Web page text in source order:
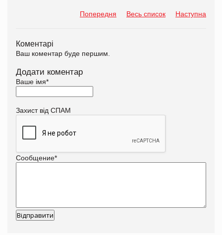
Попередня Весь список Наступна
Коментарі
Ваш коментар буде першим.
Додати коментар
Ваше імя*
Захист від СПАМ
Сообщение*